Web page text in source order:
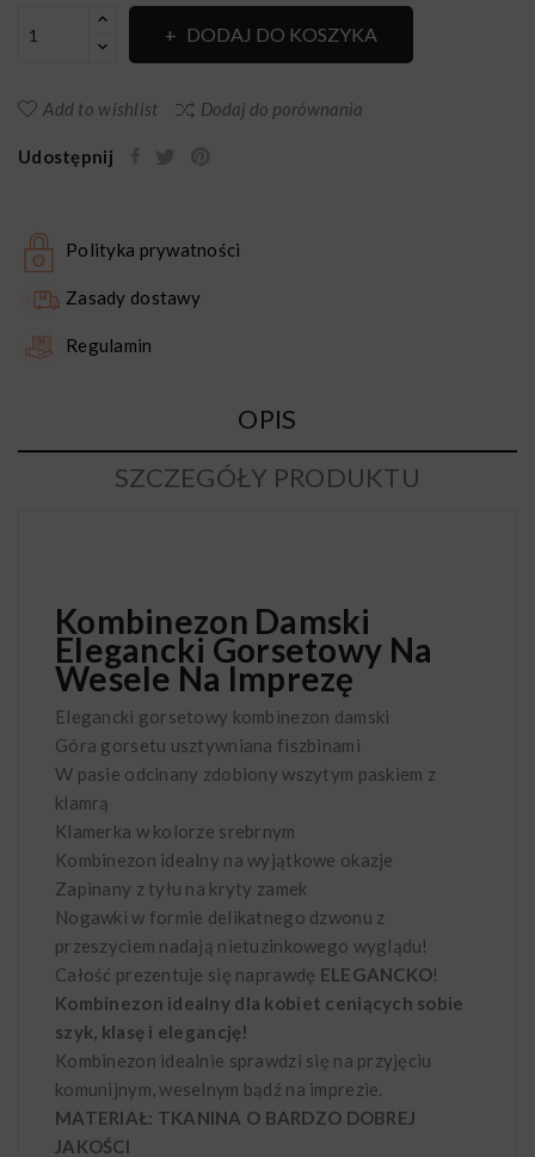
DODAJ DO KOSZYKA
Add to wishlist Dodaj do porównania
Udostępnij
Polityka prywatności
Zasady dostawy
Regulamin
OPIS
SZCZEGÓŁY PRODUKTU
Kombinezon Damski
Elegancki Gorsetowy Na
Wesele Na Imprezę
Elegancki gorsetowy kombinezon damski
Góra gorsetu usztywniana fiszbinami
W pasie odcinany zdobiony wszytym paskiem z
klamrą
Klamerka w kolorze srebrnym
Kombinezon idealny na wyjątkowe okazje
Zapinany z tyłu na kryty zamek
Nogawki w formie delikatnego dzwonu z
przeszyciem nadają nietuzinkowego wyglądu!
Całość prezentuje się naprawdę ELEGANCKO!
Kombinezon idealny dla kobiet ceniących sobie
szyk, klasę i elegancję!
Kombinezon idealnie sprawdzi się na przyjęciu
komunijnym, weselnym bądź na imprezie.
MATERIAŁ: TKANINA O BARDZO DOBREJ
JAKOŚCI